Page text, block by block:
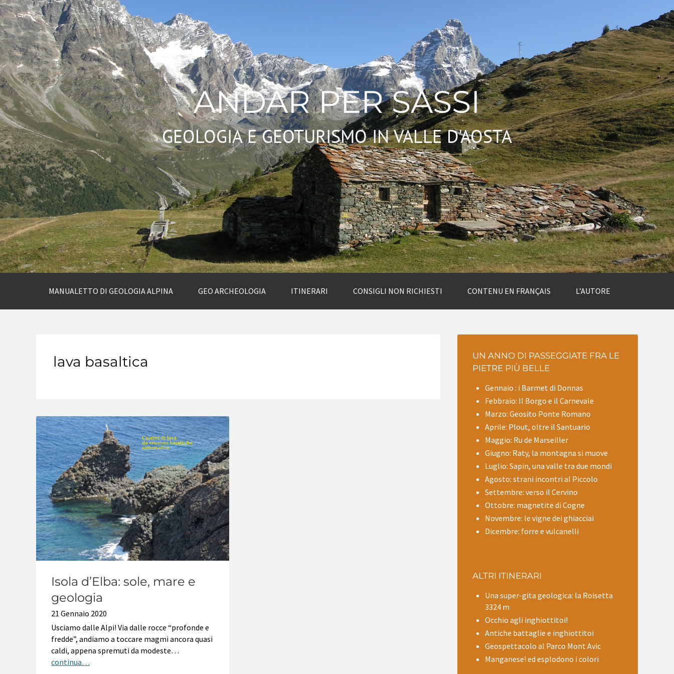
ANDAR PER SASSI
GEOLOGIA E GEOTURISMO IN VALLE D'AOSTA
MANUALETTO DI GEOLOGIA ALPINA GEO ARCHEOLOGIA ITINERARI CONSIGLI NON RICHIESTI CONTENU EN FRANÇAIS L’AUTORE
lava basaltica
Isola d’Elba: sole, mare e
geologia
21 Gennaio 2020
Usciamo dalle Alpi! Via dalle rocce “profonde e
fredde”, andiamo a toccare magmi ancora quasi
caldi, appena spremuti da modeste…
continua…
UN ANNO DI PASSEGGIATE FRA LE
PIETRE PIÙ BELLE
Gennaio : i Barmet di Donnas
Febbraio: Il Borgo e il Carnevale
Marzo: Geosito Ponte Romano
Aprile: Plout, oltre il Santuario
Maggio: Ru de Marseiller
Giugno: Raty, la montagna si muove
Luglio: Sapin, una valle tra due mondi
Agosto: strani incontri al Piccolo
Settembre: verso il Cervino
Ottobre: magnetite di Cogne
Novembre: le vigne dei ghiacciai
Dicembre: forre e vulcanelli
ALTRI ITINERARI
Una super-gita geologica: la Roisetta
3324 m
Occhio agli inghiottitoi!
Antiche battaglie e inghiottitoi
Geospettacolo al Parco Mont Avic
Manganese! ed esplodono i colori